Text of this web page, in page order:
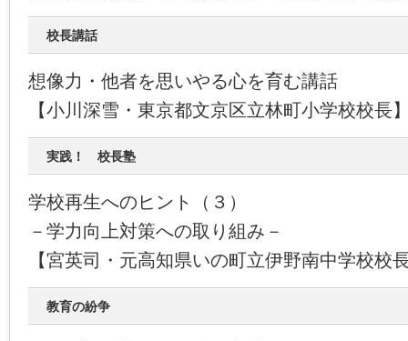
校長講話
想像力・他者を思いやる心を育む講話
【小川深雪・東京都文京区立林町小学校校長
実践！ 校長塾
学校再生へのヒント（３）
－学力向上対策への取り組み－
【宮英司・元高知県いの町立伊野南中学校校
教育の紛争